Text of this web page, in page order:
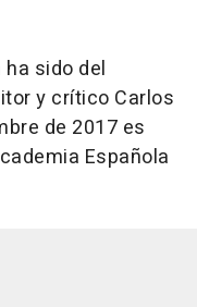
ha sido del
y crítico Carlos
de 2017 es
Española